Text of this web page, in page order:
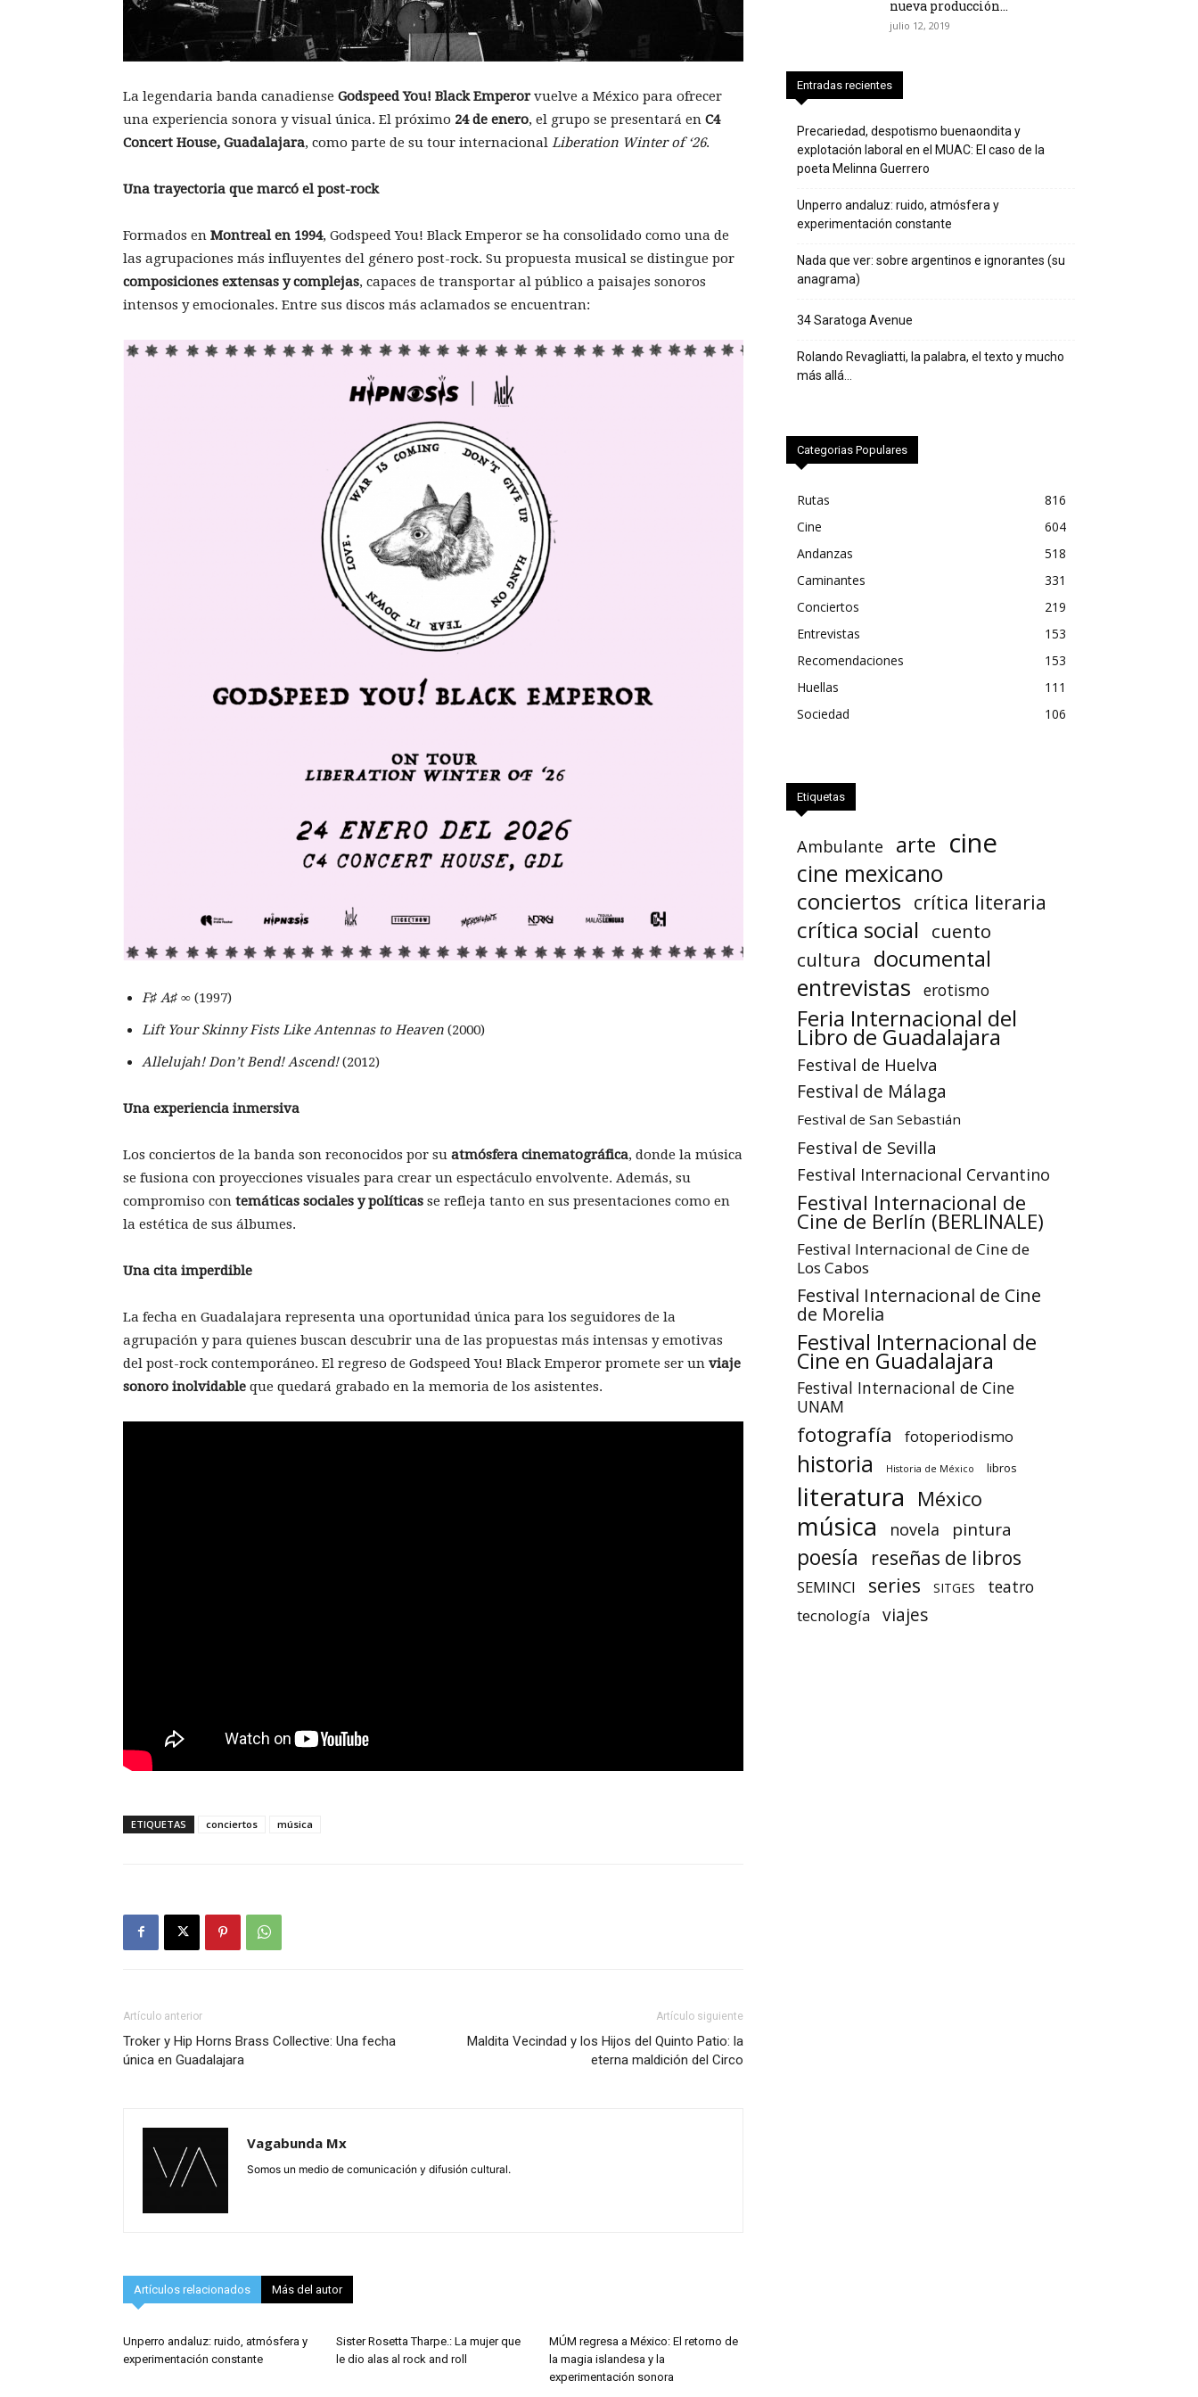
La legendaria banda canadiense Godspeed You! Black Emperorvuelve a México para ofrecer
una experiencia sonora y visual única. El próximo 24 de enero, el grupo se presentará en C4
Concert House, Guadalajara, como parte de su tour internacional Liberation Winter of ‘26.
Una trayectoria que marcó el post-rock
Formados en Montreal en 1994, Godspeed You! Black Emperor se ha consolidado como una de
las agrupaciones más influyentes del género post-rock. Su propuesta musical se distingue por
composiciones extensas y complejas, capaces de transportar al público a paisajes sonoros
intensos y emocionales. Entre sus discos más aclamados se encuentran:
F♯ A♯ ∞ (1997)
Lift Your Skinny Fists Like Antennas to Heaven (2000)
Allelujah! Don’t Bend! Ascend!(2012)
Una experiencia inmersiva
Los conciertos de la banda son reconocidos por su atmósfera cinematográfica, donde la música
se fusiona con proyecciones visuales para crear un espectáculo envolvente. Además, su
compromiso con temáticas sociales y políticas se refleja tanto en sus presentaciones como en
la estética de sus álbumes.
Una cita imperdible
La fecha en Guadalajara representa una oportunidad única para los seguidores de la
agrupación y para quienes buscan descubrir una de las propuestas más intensas y emotivas
del post-rock contemporáneo. El regreso de Godspeed You! Black Emperor promete ser un viaje
sonoro inolvidable que quedará grabado en la memoria de los asistentes.
ETIQUETAS conciertos música
Artículo anterior
Troker y Hip Horns Brass Collective: Una fecha
única en Guadalajara
Artículo siguiente
Maldita Vecindad y los Hijos del Quinto Patio: la
eterna maldición del Circo
Vagabunda Mx
Somos un medio de comunicación y difusión cultural.
Artículos relacionados Más del autor
Unperro andaluz: ruido, atmósfera y
experimentación constante
Sister Rosetta Tharpe.: La mujer que
le dio alas al rock and roll
MÚM regresa a México: El retorno de
la magia islandesa y la
experimentación sonora
nueva producción...
julio 12, 2019
Entradas recientes
Precariedad, despotismo buenaondita y
explotación laboral en el MUAC: El caso de la
poeta Melinna Guerrero
Unperro andaluz: ruido, atmósfera y
experimentación constante
Nada que ver: sobre argentinos e ignorantes (su
anagrama)
34 Saratoga Avenue
Rolando Revagliatti, la palabra, el texto y mucho
más allá…
Categorias Populares
Rutas
816
Cine
604
Andanzas
518
Caminantes
331
Conciertos
219
Entrevistas
153
Recomendaciones
153
Huellas
111
Sociedad
106
Etiquetas
Ambulante arte cine
cine mexicano
conciertos crítica literaria
crítica social
cuento
cultura
documental
entrevistas erotismo
Feria Internacional del
Libro de Guadalajara
Festival de Huelva
Festival de Málaga
Festival de San Sebastián
Festival de Sevilla
Festival Internacional Cervantino
Festival Internacional de
Cine de Berlín (BERLINALE)
Festival Internacional de Cine de
Los Cabos
Festival Internacional de Cine
de Morelia
Festival Internacional de
Cine en Guadalajara
Festival Internacional de Cine
UNAM
fotografía fotoperiodismo
historia Historia de México libros
literatura México
música novela pintura
poesía reseñas de libros
SEMINCI series SITGES teatro
tecnología viajes